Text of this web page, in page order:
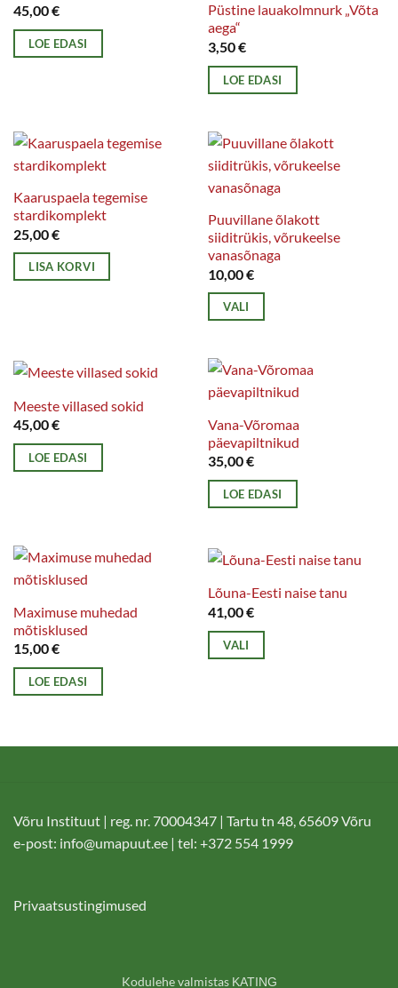
45,00€
LOE EDASI
Püstine lauakolmnurk „Võta
aega“
3,50€
LOE EDASI
Kaaruspaela tegemise
stardikomplekt
25,00€
LISA KORVI
Puuvillane õlakott
siiditrükis, võrukeelse
vanasõnaga
10,00€
VALI
on
mitu
varianti.
Valikuid
saab
teha
tootelehel.
Meeste villased sokid
45,00€
LOE EDASI
Vana-Võromaa
päevapiltnikud
35,00€
LOE EDASI
Maximuse muhedad
mõtisklused
15,00€
LOE EDASI
Lõuna-Eesti naise tanu
41,00€
VALI
teha
tootelehel.
Võru Instituut | reg. nr. 70004347 | Tartu tn 48, 65609 Võru
e-post: info@umapuut.ee | tel: +372 554 1999
Privaatsustingimused
Kodulehe valmistas KATING